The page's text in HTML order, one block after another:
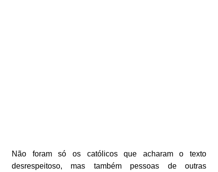
Não foram só os católicos que acharam o texto
desrespeitoso, mas também pessoas de outras